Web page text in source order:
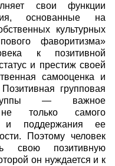
свои функции
основанные на
культурных
фаворитизма»
к позитивной
и престиж своей
самооценка и
групповая
— важное
не только самого
и поддержания ее
Поэтому человек
свою позитивную
он нуждается и к